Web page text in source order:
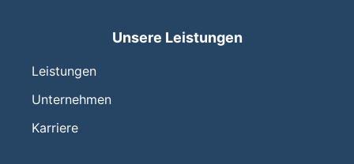
Unsere Leistungen
Leistungen
Unternehmen
Karriere